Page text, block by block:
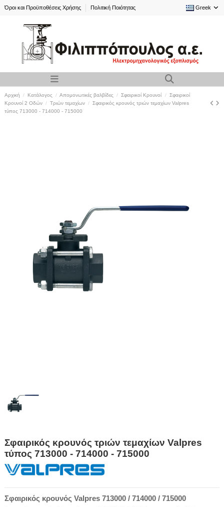
Όροι και Προϋποθέσεις Χρήσης Πολιτική Ποιότητας Greek
Αρχική Κατάλογος Απομονωτικές βαλβίδες Σφαιρικοί Kρουνοί
Σφαιρικοί
Κρουνοί 2 Οδών
Τριών τεμαχίων
Σφαιρικός κρουνός τριών τεμαχίων Valpres
τύπος 713000 - 714000 - 715000
Σφαιρικός κρουνός τριών τεμαχίων Valpres
τύπος 713000 - 714000 - 715000
Σφαιρικός κρουνός Valpres 713000 / 714000 / 715000